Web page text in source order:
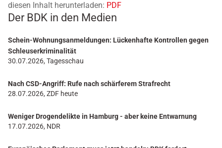
diesen Inhalt herunterladen: PDF
Der BDK in den Medien
Schein-Wohnungsanmeldungen: Lückenhafte Kontrollen gegen
Schleuserkriminalität
30.07.2026, Tagesschau
Nach CSD-Angriff: Rufe nach schärferem Strafrecht
28.07.2026, ZDF heute
Weniger Drogendelikte in Hamburg - aber keine Entwarnung
17.07.2026, NDR